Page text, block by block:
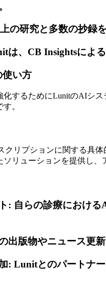
の研究と多数の抄
は、CB Insightsによ
い方
化するためにLunitのAIシ
。
クリプションに関する具
リューションを提供し
: 自らの診療におけ
出版物やニュース更
: Lunitとのパートナ